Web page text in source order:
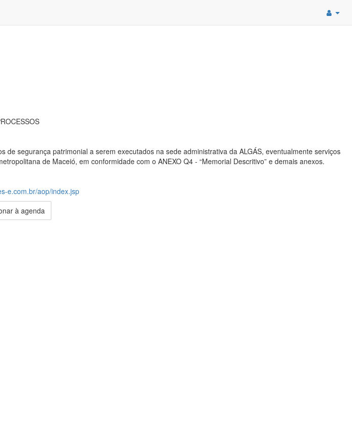
de segurança patrimonial a serem executados na sede administrativa da ALGÁS, eventualmente serviços
de Maceió, em conformidade com o ANEXO Q4 - “Memorial Descritivo” e demais anexos.
e.com.br/aop/index.jsp
à agenda